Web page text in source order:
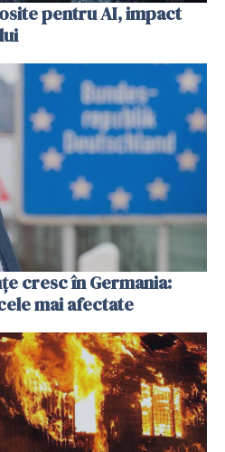
pentru AI, impact
cresc în Germania:
mai afectate